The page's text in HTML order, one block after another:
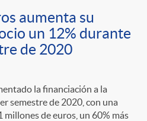
aumenta su
un 12% durante
de 2020
la financiación a la
semestre de 2020, con una
de euros, un 60% más